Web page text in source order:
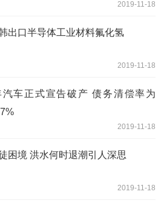
2019-11-18
出口半导体工业材料氟化氢
2019-11-18
汽车正式宣告破产 债务清偿率为
2019-11-18
困境 洪水何时退潮引人深思
2019-11-18